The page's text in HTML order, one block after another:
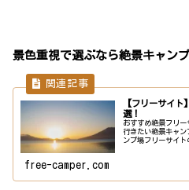
景色重視で選ぶなら絶景キャン
【フリーサイ
選！
おすすめ絶景フリ
行きたい絶景キャ
ンプ場フリーサイ
free-camper.com